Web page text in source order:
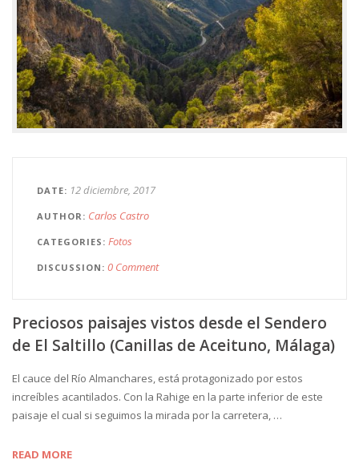
DATE 12 diciembre, 2017
AUTHOR Carlos Castro
CATEGORIES Fotos
DISCUSSION 0 Comment
Preciosos paisajes vistos desde el Sendero
de El Saltillo (Canillas de Aceituno, Málaga)
El cauce del Río Almanchares, está protagonizado por estos
increíbles acantilados. Con la Rahige en la parte inferior de este
paisaje el cual si seguimos la mirada por la carretera, …
READ MORE